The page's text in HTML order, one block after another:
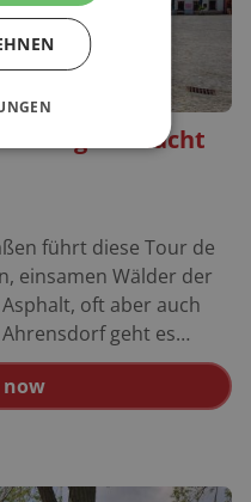
Hase gute Nacht
führt diese Tour de
einsamen Wälder der
oft aber auch
nach Trebatsch.
um den
vorbei. Der
now